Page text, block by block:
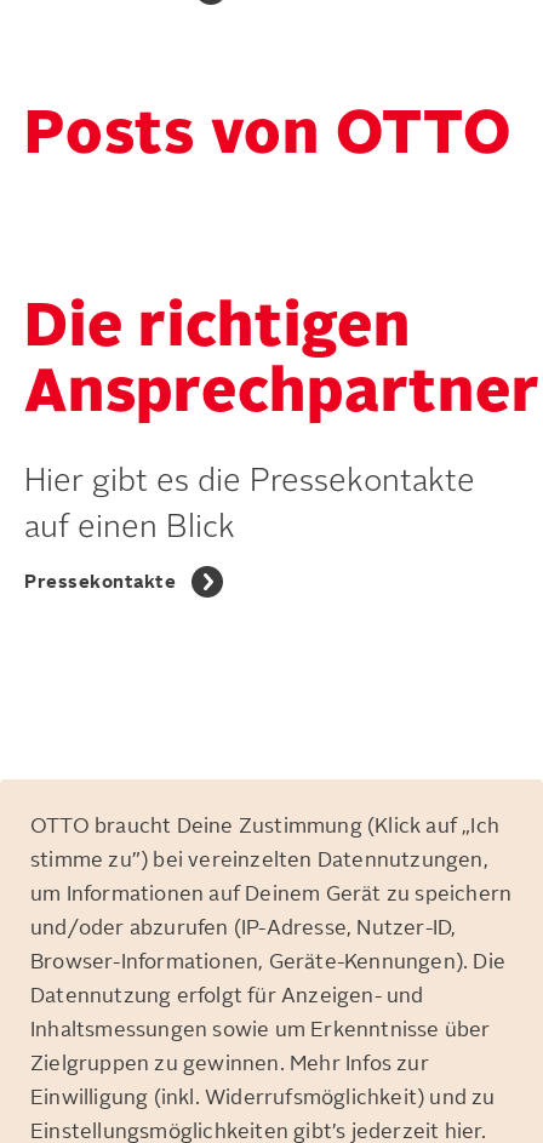
Posts von OTTO
Die richtigen
Hier gibt es die Pressekontakte
auf einen Blick
Pressekontakte
OTTO braucht Deine Zustimmung (Klick auf „Ich
stimme zu”) bei vereinzelten Datennutzungen,
um Informationen auf Deinem Gerät zu speichern
und/oder abzurufen (IP-Adresse, Nutzer-ID,
Browser-Informationen, Geräte-Kennungen). Die
Datennutzung erfolgt für Anzeigen- und
Inhaltsmessungen sowie um Erkenntnisse über
Zielgruppen zu gewinnen. Mehr Infos zur
Einwilligung (inkl. Widerrufsmöglichkeit) und zu
Einstellungsmöglichkeiten gibt’s jederzeit hier.